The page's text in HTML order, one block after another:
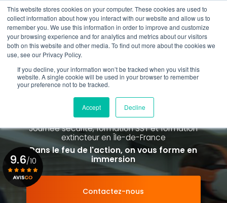
This website stores cookies on your computer. These cookies are used to
collect information about how you interact with our website and allow us to
remember you. We use this information in order to improve and customize
your browsing experience and for analytics and metrics about our visitors
both on this website and other media. To find out more about the cookies we
use, see our Privacy Policy.
If you decline, your information won’t be tracked when you visit this
website. A single cookie will be used in your browser to remember
your preference not to be tracked.
Accept Decline
Aller
au
contenu
principal
01 84 20 18 48
Rappel gratuit
Spécialiste de la formation SST et
de la Formation Incendie
à Paris La Défense depuis 2015
Journée sécurité, formation SST et formation
extincteuren Île-de-France
Dans le feu de l'action, on vous forme en
immersion
Contactez-nous
9.6/10
Voir le certificat